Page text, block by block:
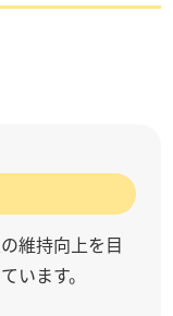
維持向上を目
います。